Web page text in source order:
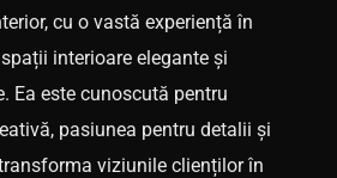
cu o vastă experiență în
interioare elegante și
Ea este cunoscută pentru
pasiunea pentru detalii și
viziunile clienților în